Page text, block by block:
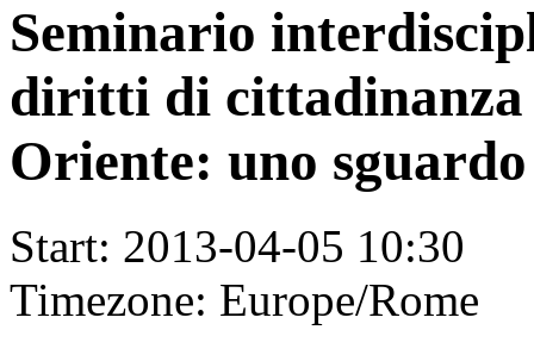
Seminario
diritti di
Oriente: uno
Start: 2013-04-05 10:30
Timezone: Europe/Rome